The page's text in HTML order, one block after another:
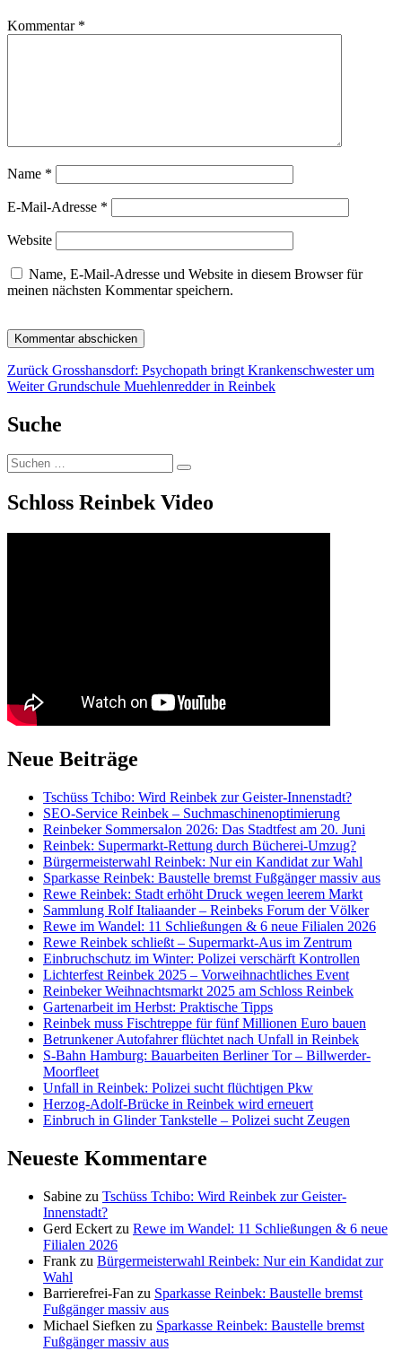
Kommentar *
Name *
E-Mail-Adresse *
Website
Name, E-Mail-Adresse und Website in diesem Browser für
meinen nächsten Kommentar speichern.
Beitragsnavigation
Zurück Vorheriger
Beitrag:
Grosshansdorf: Psychopath bringt Krankenschwester um
Weiter Nächster
Grundschule Muehlenredder in Reinbek
Suche
Suchen
nach:
Suchen
Schloss Reinbek Video
Neue Beiträge
Tschüss Tchibo: Wird Reinbek zur Geister-Innenstadt?
SEO-Service Reinbek – Suchmaschinenoptimierung
Reinbeker Sommersalon 2026: Das Stadtfest am 20. Juni
Reinbek: Supermarkt-Rettung durch Bücherei-Umzug?
Bürgermeisterwahl Reinbek: Nur ein Kandidat zur Wahl
Sparkasse Reinbek: Baustelle bremst Fußgänger massiv aus
Rewe Reinbek: Stadt erhöht Druck wegen leerem Markt
Sammlung Rolf Italiaander – Reinbeks Forum der Völker
Rewe im Wandel: 11 Schließungen & 6 neue Filialen 2026
Rewe Reinbek schließt – Supermarkt-Aus im Zentrum
Einbruchschutz im Winter: Polizei verschärft Kontrollen
Lichterfest Reinbek 2025 – Vorweihnachtliches Event
Reinbeker Weihnachtsmarkt 2025 am Schloss Reinbek
Gartenarbeit im Herbst: Praktische Tipps
Reinbek muss Fischtreppe für fünf Millionen Euro bauen
Betrunkener Autofahrer flüchtet nach Unfall in Reinbek
S-Bahn Hamburg: Bauarbeiten Berliner Tor – Billwerder-
Moorfleet
Unfall in Reinbek: Polizei sucht flüchtigen Pkw
Herzog-Adolf-Brücke in Reinbek wird erneuert
Einbruch in Glinder Tankstelle – Polizei sucht Zeugen
Neueste Kommentare
Sabine zu Tschüss Tchibo: Wird Reinbek zur Geister-
Innenstadt?
Gerd Eckert zu Rewe im Wandel: 11 Schließungen & 6 neue
Filialen 2026
Frank zu Bürgermeisterwahl Reinbek: Nur ein Kandidat zur
Wahl
Barrierefrei-Fan zu Sparkasse Reinbek: Baustelle bremst
Fußgänger massiv aus
Michael Siefken zu Sparkasse Reinbek: Baustelle bremst
Fußgänger massiv aus